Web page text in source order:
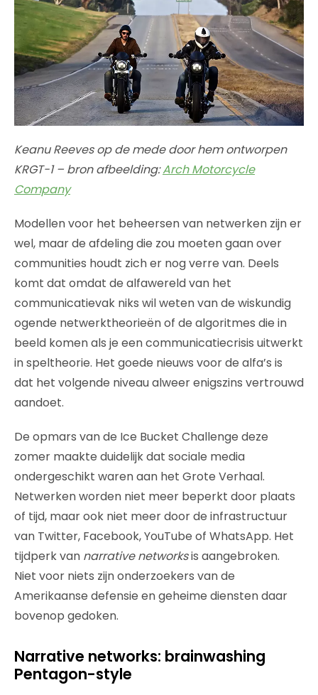
Keanu Reeves op de mede door hem ontworpen
KRGT-1 – bron afbeelding:Arch Motorcycle
Company
Modellen voor het beheersen van netwerken zijn er
wel, maar de afdeling die zou moeten gaan over
communities houdt zich er nog verre van. Deels
komt dat omdat de alfawereld van het
communicatievak niks wil weten van de wiskundig
ogende netwerktheorieën of de algoritmes die in
beeld komen als je een communicatiecrisis uitwerkt
in speltheorie. Het goede nieuws voor de alfa’s is
dat het volgende niveau alweer enigszins vertrouwd
aandoet.
De opmars van de Ice Bucket Challenge deze
zomer maakte duidelijk dat sociale media
ondergeschikt waren aan het Grote Verhaal.
Netwerken worden niet meer beperkt door plaats
of tijd, maar ook niet meer door de infrastructuur
van Twitter, Facebook, YouTube of WhatsApp. Het
tijdperk van narrative networksis aangebroken.
Niet voor niets zijn onderzoekers van de
Amerikaanse defensie en geheime diensten daar
bovenop gedoken.
Narrative networks: brainwashing
Pentagon-style